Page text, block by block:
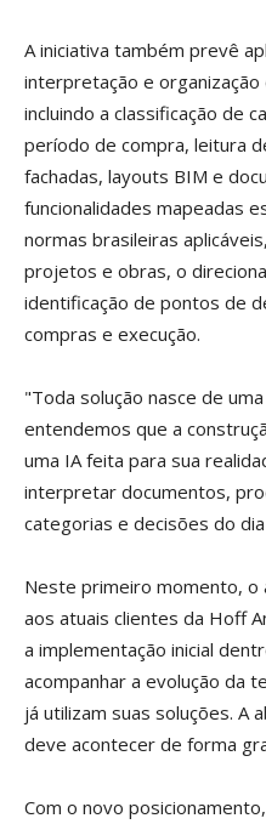
A iniciativa também prevê
interpretação e
incluindo a classificação de
período de compra, leitura
fachadas, layouts BIM e
funcionalidades mapeadas
normas brasileiras
projetos e obras, o
identificação de pontos de
compras e execução.
"Toda solução nasce de
entendemos que a
uma IA feita para sua
interpretar documentos,
categorias e decisões do
Neste primeiro momento, o
aos atuais clientes da Hoff
a implementação inicial
acompanhar a evolução da
já utilizam suas soluções. A
deve acontecer de forma
Com o novo